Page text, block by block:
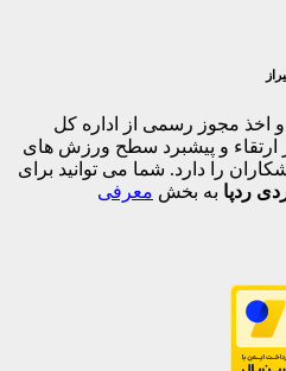
رسمی از اداره کل
پیشبرد سطح ورزش های
شما می توانید برای
بخش معرفی